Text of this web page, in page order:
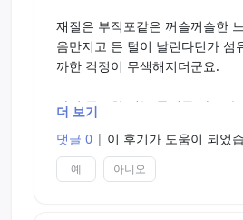
재질은 부직포같은 꺼슬꺼슬한
음만지고 든 털이 날린다던가 섬
까한 걱정이 무색해지더군요.
가장 중요한 성능 물기를 아주 순
거기에 일반 휴지및 수건으로 썼
에 휴지에 먼지나 수건에 미세한
였는데 이건 그런게 없어요.
더 보기
댓글 0 | 이 후기가 도움이 되었
예 아니오